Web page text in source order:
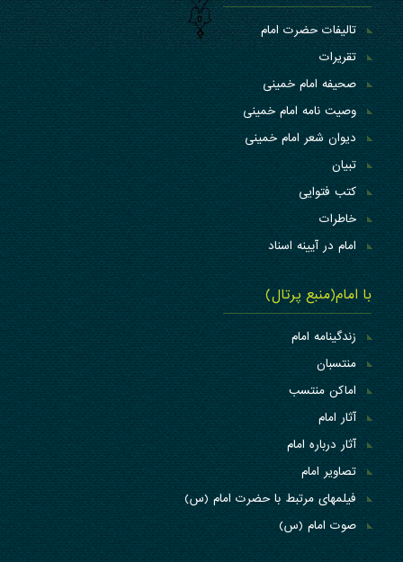
تالیفات حضرت امام
تقریرات
صحیفه امام خمینی
وصیت نامه امام خمینی
دیوان شعر امام خمینی
تبیان
کتب فتوایی
خاطرات
امام در آیینه اسناد
با امام(منبع پرتال)
زندگینامه امام
منتسبان
اماکن منتسب
آثار امام
آثار درباره امام
تصاویر امام
فیلمهای مرتبط با حضرت امام (س)
صوت امام (س)